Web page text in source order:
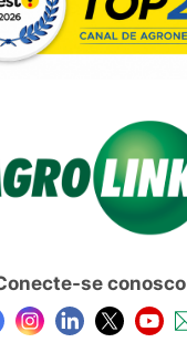
se conosco